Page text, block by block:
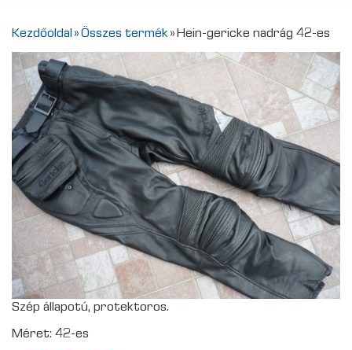
Kezdőoldal »Összes termék»Hein-gericke nadrág 42-es
Szép állapotú, protektoros.
Méret: 42-es